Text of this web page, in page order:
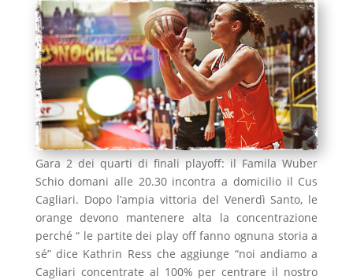
Gara 2 dei quarti di finali playoff: il Famila Wuber
Schio domani alle 20.30 incontra a domicilio il Cus
Cagliari. Dopo l’ampia vittoria del Venerdì Santo, le
orange devono mantenere alta la concentrazione
perché “ le partite dei play off fanno ognuna storia a
sé” dice Kathrin Ress che aggiunge “noi andiamo a
Cagliari concentrate al 100% per centrare il nostro